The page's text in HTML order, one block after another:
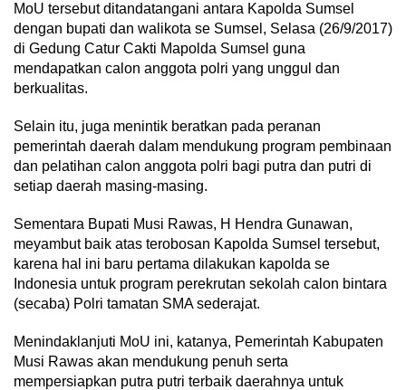
MoU tersebut ditandatangani antara Kapolda Sumsel
dengan bupati dan walikota se Sumsel, Selasa (26/9/2017)
di Gedung Catur Cakti Mapolda Sumsel guna
mendapatkan calon anggota polri yang unggul dan
berkualitas.
Selain itu, juga menintik beratkan pada peranan
pemerintah daerah dalam mendukung program pembinaan
dan pelatihan calon anggota polri bagi putra dan putri di
setiap daerah masing-masing.
Sementara Bupati Musi Rawas, H Hendra Gunawan,
meyambut baik atas terobosan Kapolda Sumsel tersebut,
karena hal ini baru pertama dilakukan kapolda se
Indonesia untuk program perekrutan sekolah calon bintara
(secaba) Polri tamatan SMA sederajat.
Menindaklanjuti MoU ini, katanya, Pemerintah Kabupaten
Musi Rawas akan mendukung penuh serta
mempersiapkan putra putri terbaik daerahnya untuk